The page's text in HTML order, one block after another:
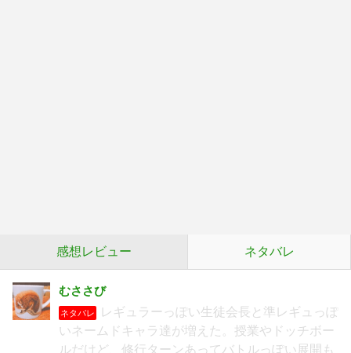
感想レビュー ネタバレ
むささび
ネタバレ
レギュラーっぽい生徒会長と準レギュっぽ
いネームドキャラ達が増えた。授業やドッチボー
ルだけど、修行ターンあってバトルっぽい展開も